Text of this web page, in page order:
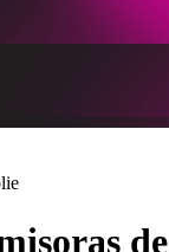
de